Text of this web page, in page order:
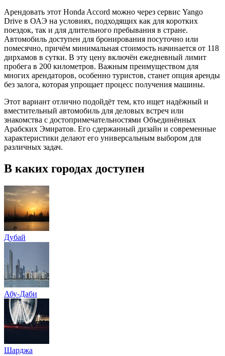
Арендовать этот Honda Accord можно через сервис Yango
Drive в ОАЭ на условиях, подходящих как для коротких
поездок, так и для длительного пребывания в стране.
Автомобиль доступен для бронирования посуточно или
помесячно, причём минимальная стоимость начинается от 118
дирхамов в сутки. В эту цену включён ежедневный лимит
пробега в 200 километров. Важным преимуществом для
многих арендаторов, особенно туристов, станет опция аренды
без залога, которая упрощает процесс получения машины.
Этот вариант отлично подойдёт тем, кто ищет надёжный и
вместительный автомобиль для деловых встреч или
знакомства с достопримечательностями Объединённых
Арабских Эмиратов. Его сдержанный дизайн и современные
характеристики делают его универсальным выбором для
различных задач.
В каких городах доступен
Дубай
Абу-Даби
Шарджа